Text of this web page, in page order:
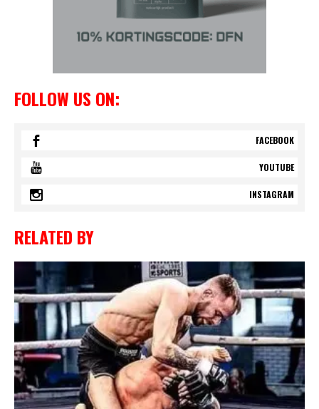
FOLLOW US ON:
FACEBOOK
YOUTUBE
INSTAGRAM
RELATED BY